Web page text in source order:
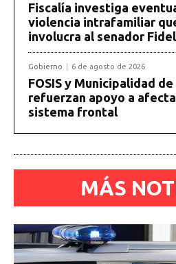
Fiscalía investiga
violencia intrafamiliar
involucra al senador
Gobierno 6 de agosto de 2026
FOSIS y Municipalidad
refuerzan apoyo a
sistema frontal
MÁS